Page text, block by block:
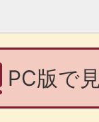
PC版で